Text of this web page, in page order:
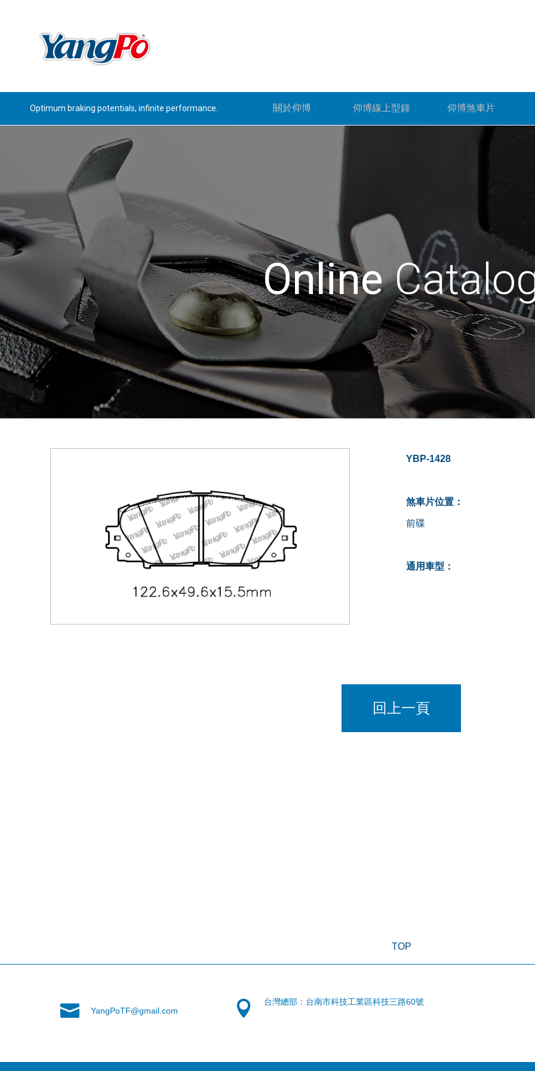
Optimum braking potentials, infinite performance. 仰博煞車片
仰博線上型錄
關於仰博
Online
YBP-1428
煞車片位置：
前碟
通用車型：
回上一頁
TOP
YangPoTF@gmail.com
台灣總部：台南市科技工業區科技三路60號